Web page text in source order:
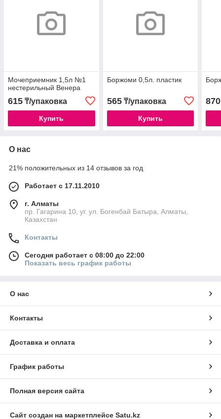
Мочеприемник 1,5л №1
нестерильный Венера
615 ₸/упаковка
Купить
Боржоми 0,5л. пластик
565₸/упаковка
Купить
870
О нас
21% положительных из 14 отзывов за год
Работает с 17.11.2010
г. Алматы
пр. Гагарина 10, уг. ул. Богенбай Батыра, Алматы,
Казахстан
Контакты
Сегодня работает с 08:00 до 22:00
Показать весь график работы
О нас
Контакты
Доставка и оплата
График работы
Полная версия сайта
Сайт создан на маркетплейсе Satu.kz